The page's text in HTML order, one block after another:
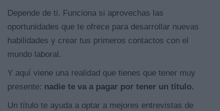
Depende de ti. Funciona si aprovechas las
oportunidades que te ofrece para desarrollar nuevas
habilidades y crear tus primeros contactos con el
mundo laboral.
Y aquí viene una realidad que tienes que tener muy
presente: nadie te va a pagar por tener un título.
Un título te ayuda a optar a mejores entrevistas de